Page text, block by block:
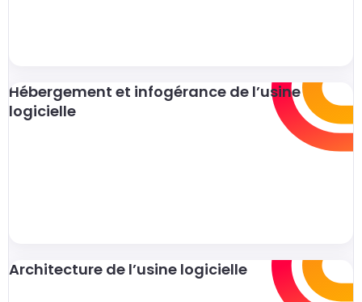
Hébergement et infogérance de l’usine
logicielle
Architecture de l’usine logicielle